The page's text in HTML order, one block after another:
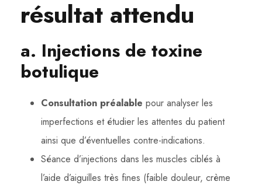
résultat attendu
a. Injections de toxine
botulique
Consultation préalable pour analyser les
imperfections et étudier les attentes du patient
ainsi que d’éventuelles contre-indications.
Séance d’injections dans les muscles ciblés à
l’aide d’aiguilles très fines (faible douleur, crème